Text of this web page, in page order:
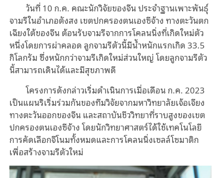
วันที่ 10 ก.ค. คณะนักวิจัยของจีน ประจำฐานเพาะพันธุ์
จามรีในอำเภอตังสง เขตปกครองตนเองซีจ้าง ทางตะวันตก
เฉียงใต้ของจีน ต้อนรับจามรีจากการโคลนนิ่งที่เกิดใหม่ตัว
หนึ่งโดยการผ่าคลอด ลูกจามรีตัวนี้มีน้ำหนักแรกเกิด 33.5
กิโลกรัม ซึ่งหนักกว่าจามรีเกิดใหม่ส่วนใหญ่ โดยลูกจามรีตัว
นี้สามารถเดินได้และมีสุขภาพดี
โครงการดังกล่าวเริ่มดำเนินการเมื่อเดือน ก.ค. 2023
เป็นแผนริเริ่มร่วมกันของทีมวิจัยจากมหาวิทยาลัยเจ้อเจียง
ทางตะวันออกของจีน และสถาบันชีววิทยาที่ราบสูงของเขต
ปกครองตนเองซีจ้าง โดยนักวิทยาศาสตร์ได้ใช้เทคโนโลยี
การคัดเลือกจีโนมทั้งหมดและการโคลนนิ่งเซลล์โซมาติก
เพื่อสร้างจามรีตัวใหม่